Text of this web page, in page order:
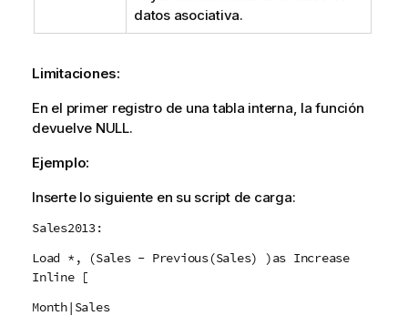
datos asociativa.
Limitaciones:
En el primer registro de una tabla interna, la función
devuelve NULL.
Ejemplo:
Inserte lo siguiente en su script de carga:
Sales2013:
Load *, (Sales - Previous(Sales) )as Increase
Inline [
Month|Sales